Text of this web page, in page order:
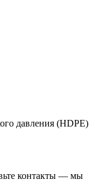
давления (HDPE)
контакты — мы